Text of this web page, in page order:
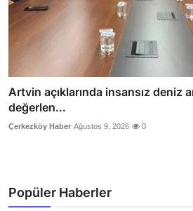
Artvin açıklarında insansız deniz
değerlen...
Çerkezköy Haber Ağustos 9, 2026 0
Popüler Haberler